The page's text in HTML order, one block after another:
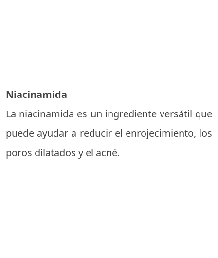
Niacinamida
La niacinamida es un ingrediente versátil que
puede ayudar a reducir el enrojecimiento, los
poros dilatados y el acné.